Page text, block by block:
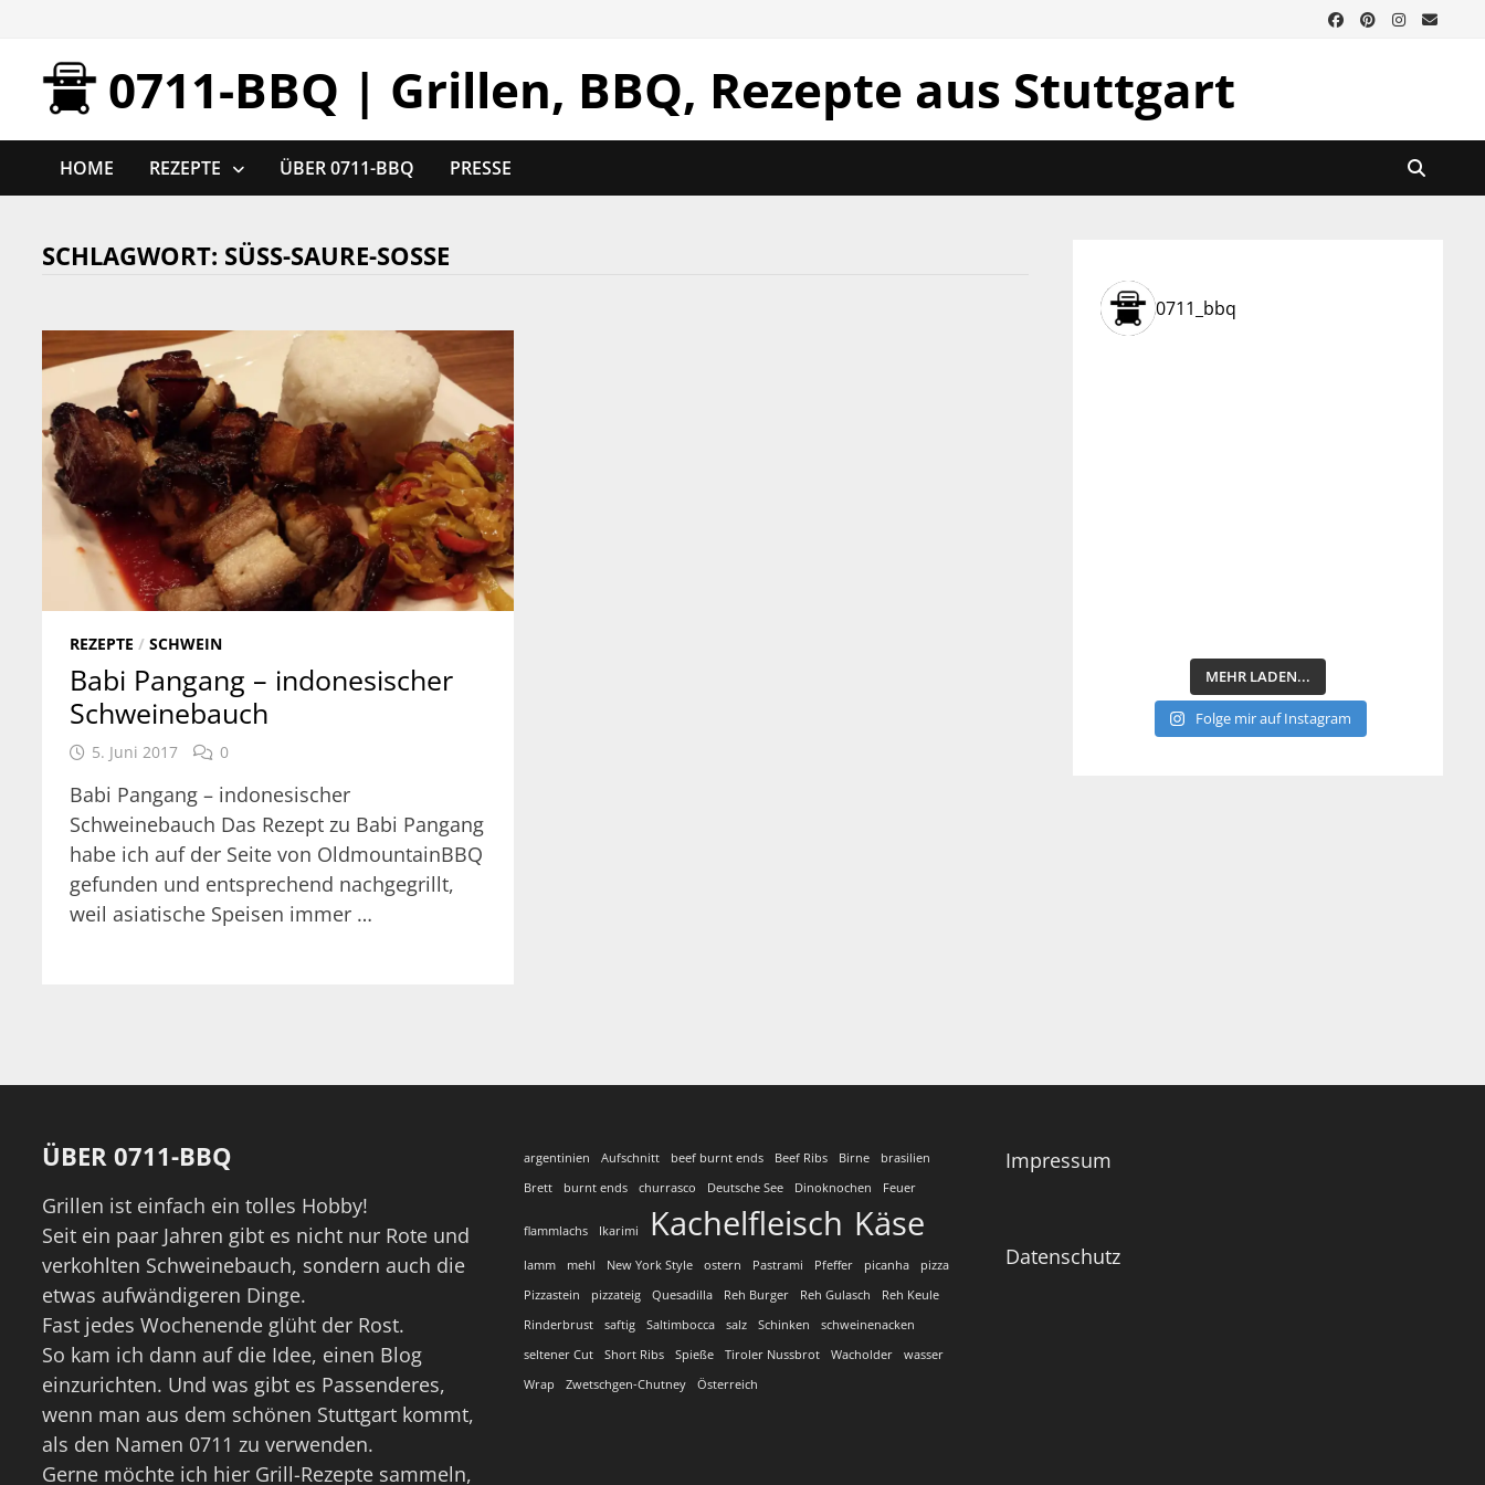
Inhalt
0711-BBQ | Grillen, BBQ, Rezepte aus Stuttgart
HOME REZEPTE ÜBER 0711-BBQ PRESSE
SCHLAGWORT: SÜSS-SAURE-SOSSE
REZEPTE /SCHWEIN
Babi Pangang – indonesischer
Schweinebauch
5. Juni 2017 0
Babi Pangang – indonesischer
Schweinebauch Das Rezept zu Babi Pangang
habe ich auf der Seite von OldmountainBBQ
gefunden und entsprechend nachgegrillt,
weil asiatische Speisen immer …
0711_bbq
MEHR LADEN...
Folge mir auf Instagram
ÜBER 0711-BBQ
Grillen ist einfach ein tolles Hobby!
Seit ein paar Jahren gibt es nicht nur Rote und
verkohlten Schweinebauch, sondern auch die
etwas aufwändigeren Dinge.
Fast jedes Wochenende glüht der Rost.
So kam ich dann auf die Idee, einen Blog
einzurichten. Und was gibt es Passenderes,
wenn man aus dem schönen Stuttgart kommt,
als den Namen 0711 zu verwenden.
Gerne möchte ich hier Grill-Rezepte sammeln,
argentinien Aufschnitt beef burnt ends Beef Ribs Birne
brasilien
Brett
burnt ends churrasco Deutsche See Dinoknochen Feuer
flammlachs Ikarimi Kachelfleisch Käse
lamm mehl New York Style ostern Pastrami Pfeffer picanha
pizza
Pizzastein
pizzateig Quesadilla Reh Burger Reh Gulasch
Reh Keule
Rinderbrust
saftig Saltimbocca salz Schinken
schweinenacken
seltener Cut
Short Ribs Spieße Tiroler Nussbrot Wacholder
wasser
Wrap
Zwetschgen-Chutney Österreich
Impressum
Datenschutz